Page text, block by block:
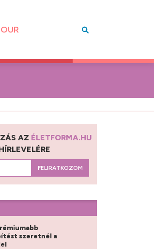
AZ ÉLETFORMA.HU
FELIRATKOZOM
szeretnél a